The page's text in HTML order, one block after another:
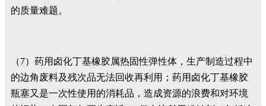
的质量难题。
（7）药用卤化丁基橡胶属热固性弹性体，生产制造过程中
的边角废料及残次品无法回收再利用；药用卤化丁基橡胶
瓶塞又是一次性使用的消耗品，造成资源的浪费和对环境